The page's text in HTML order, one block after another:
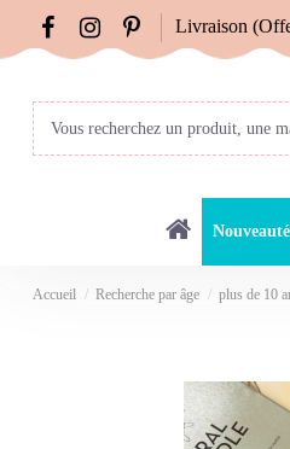
Livraison
Accueil Recherche par âge plus de 10